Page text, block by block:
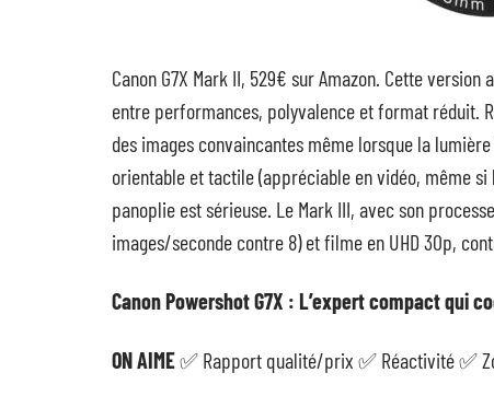
Canon G7X Mark II, 529€ sur Amazon. Cette
entre performances, polyvalence et format réduit.
des images convaincantes même lorsque la
orientable et tactile (appréciable en vidéo, même si
panoplie est sérieuse. Le Mark III, avec son
images/seconde contre 8) et filme en UHD 30p,
Canon Powershot G7X : L’expert compact qui
ON AIME✅ Rapport qualité/prix ✅ Réactivité ✅